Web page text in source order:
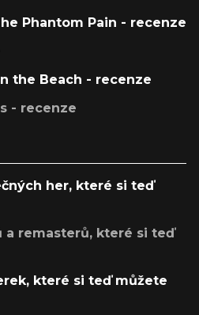
Phantom Pain - recenze
the Beach - recenze
- recenze
her, které si teď
a remasterů, které si teď
které si teď můžete